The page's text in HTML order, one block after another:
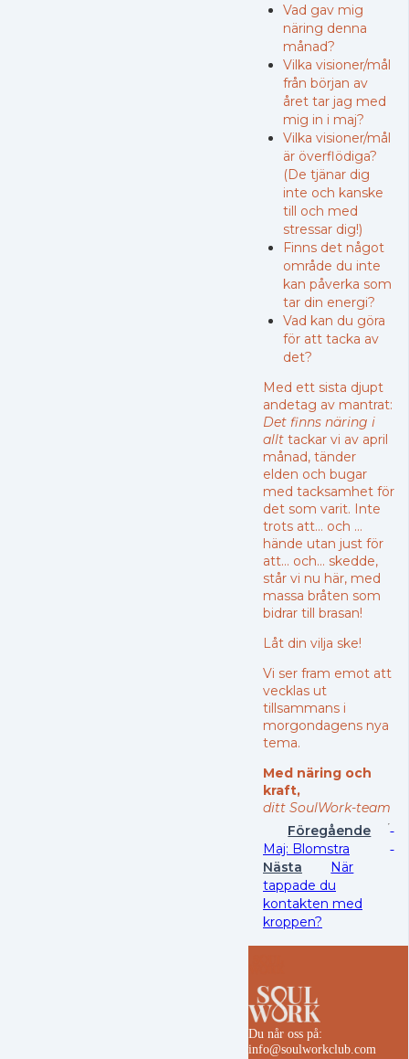
Vad gav mig
näring denna
månad?
Vilka visioner/mål
från början av
året tar jag med
mig in i maj?
Vilka visioner/mål
är överflödiga?
(De tjänar dig
inte och kanske
till och med
stressar dig!)
Finns det något
område du inte
kan påverka som
tar din energi?
Vad kan du göra
för att tacka av
det?
Med ett sista djupt
andetag av mantrat:
Det finns näring i
allt tackar vi av april
månad, tänder
elden och bugar
med tacksamhet för
det som varit. Inte
trots att… och …
hände utan just för
att… och… skedde,
står vi nu här, med
massa bråten som
bidrar till brasan!
Låt din vilja ske!
Vi ser fram emot att
vecklas ut
tillsammans i
morgondagens nya
tema.
Med näring och
kraft,
ditt SoulWork-team
Föregående
Maj: Blomstra
Nästa
När
tappade du
kontakten med
kroppen?
Du når oss på:
info@soulworkclub.com